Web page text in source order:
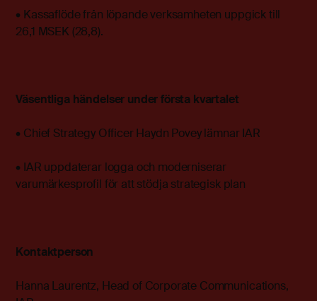
• Kassaflöde från löpande verksamheten uppgick till
26,1 MSEK (28,8).
Väsentliga händelser under första kvartalet
• Chief Strategy Officer Haydn Povey lämnar IAR
• IAR uppdaterar logga och moderniserar
varumärkesprofil för att stödja strategisk plan
Kontaktperson
Hanna Laurentz, Head of Corporate Communications,